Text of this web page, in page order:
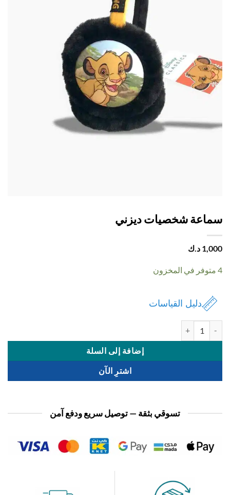
شخصيات ديزني
د.ك
دليل القياسات
إضافة إلى السلة
اشترِ الآن
تسوقي بثقة — توصيل سريع ودفع آمن